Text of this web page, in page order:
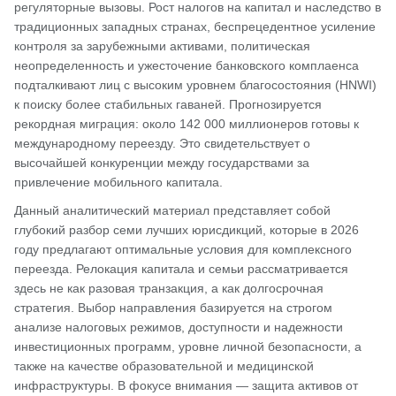
регуляторные вызовы. Рост налогов на капитал и наследство в
традиционных западных странах, беспрецедентное усиление
контроля за зарубежными активами, политическая
неопределенность и ужесточение банковского комплаенса
подталкивают лиц с высоким уровнем благосостояния (HNWI)
к поиску более стабильных гаваней. Прогнозируется
рекордная миграция: около 142 000 миллионеров готовы к
международному переезду. Это свидетельствует о
высочайшей конкуренции между государствами за
привлечение мобильного капитала.
Данный аналитический материал представляет собой
глубокий разбор семи лучших юрисдикций, которые в 2026
году предлагают оптимальные условия для комплексного
переезда. Релокация капитала и семьи рассматривается
здесь не как разовая транзакция, а как долгосрочная
стратегия. Выбор направления базируется на строгом
анализе налоговых режимов, доступности и надежности
инвестиционных программ, уровне личной безопасности, а
также на качестве образовательной и медицинской
инфраструктуры. В фокусе внимания — защита активов от